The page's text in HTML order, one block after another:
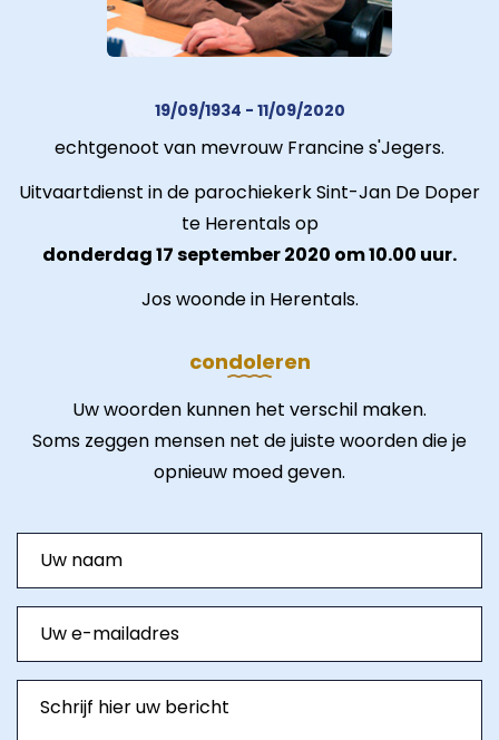
19/09/1934 - 11/09/2020
echtgenoot van mevrouw Francine s'Jegers.
Uitvaartdienst in de parochiekerk Sint-Jan De Doper
te Herentals op
donderdag 17 september 2020 om 10.00 uur.
Jos woonde in Herentals.
condoleren
Uw woorden kunnen het verschil maken.
Soms zeggen mensen net de juiste woorden die je
opnieuw moed geven.